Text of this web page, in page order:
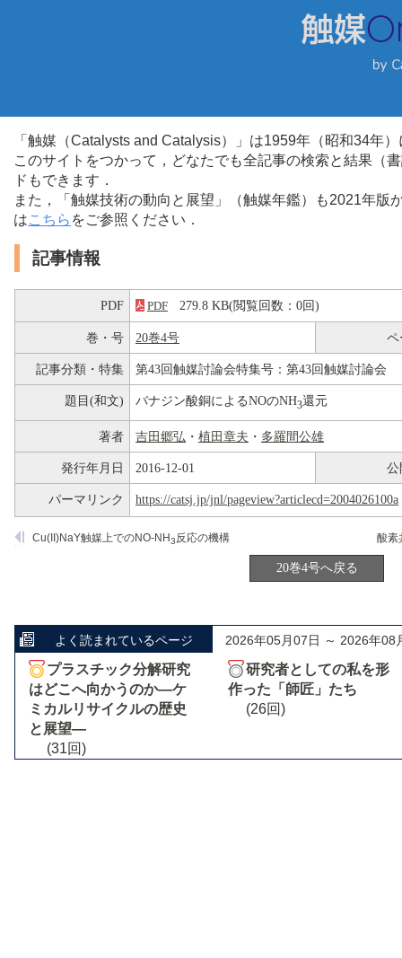
「触媒（Catalysts and Catalysis）」は1959年（昭和34年
このサイトをつかって，どなたでも全記事の検索と結果（
ドもできます．
また，「触媒技術の動向と展望」（触媒年鑑）も2021年
はこちら をご参照ください．
記事情報
PDF PDF 279.8 KB(閲覧回数：0回)
巻・号 20巻4号 ペ
記事分類・特集 第43回触媒討論会特集号：第43回触媒討論会
題目(和文) バナジン酸銅によるNOのNH3還元
著者 吉田郷弘 ・ 植田章夫 ・ 多羅間公雄
発行年月日 2016-12-01 公
パーマリンク https://catsj.jp/jnl/pageview?articlecd=2004026100a
Cu(II)NaY触媒上でのNO-NH3反応の機構
20巻4号へ戻る
よく読まれているページ 2026年05月07日 ～ 2026年08
プラスチック分解研究
はどこへ向かうのか―ケ
ミカルリサイクルの歴史
と展望―
(31回)
研究者としての私を形
作った「師匠」たち
(26回)